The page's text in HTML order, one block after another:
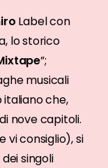
Label con
lo storico
”;
musicali
che,
nove capitoli.
vi consiglio), si
singoli